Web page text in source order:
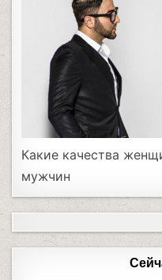
Какие качества
мужчин